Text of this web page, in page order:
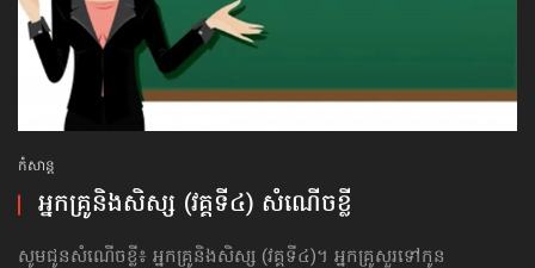
កំសាន្ដ
អ្នកគ្រូនិងសិស្ស (វគ្គទី៤) សំណើចខ្លី
សូមជូនសំណើចខ្លី៖ អ្នកគ្រូនិងសិស្ស (វគ្គទី៤)។ អ្នកគ្រូសួរទៅកូន